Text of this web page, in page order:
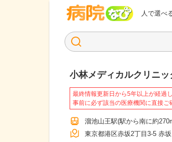
人で選べ
病院なび
小林メディカルクリニッ
最終情報更新日から5年以上が経過し
事前に必ず該当の医療機関に直接ご
溜池山王駅(駅から南に約
東京都港区赤坂2丁目3-5 赤